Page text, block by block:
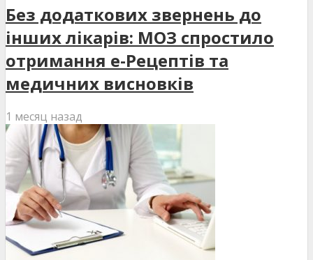
Без додаткових звернень до
інших лікарів: МОЗ спростило
отримання е-Рецептів та
медичних висновків
1 месяц назад